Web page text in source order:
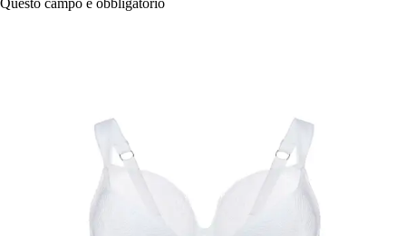
Questo campo è obbligatorio